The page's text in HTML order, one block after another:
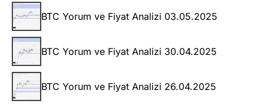
BTC Yorum ve Fiyat Analizi 03.05.2025
BTC Yorum ve Fiyat Analizi 30.04.2025
BTC Yorum ve Fiyat Analizi 26.04.2025